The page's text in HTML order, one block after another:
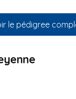
le pédigree